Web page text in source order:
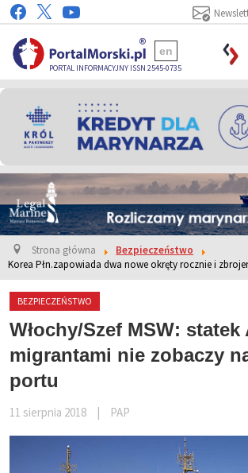
PORTAL INFORMACYJNY ISSN 2545-0735
en
Strona główna
Bezpieczeństwo
Korea Płn.zapowiada dwa nowe okręty rocznie i
BEZPIECZEŃSTWO
Włochy/Szef MSW:
migrantami nie zobaczy
portu
11 sierpnia 2018 PAP